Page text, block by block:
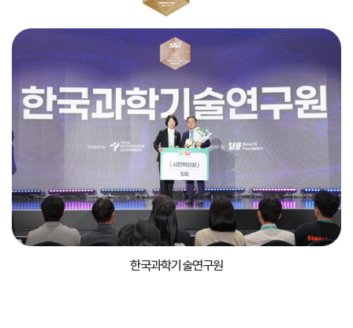
한국과학기술연구원